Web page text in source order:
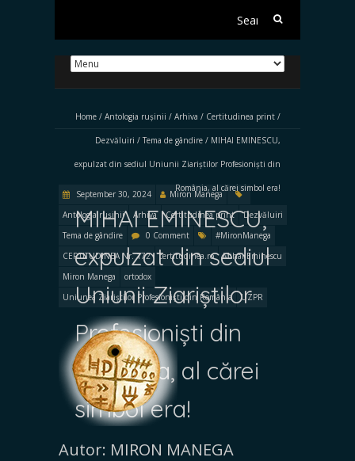
Search
Home / Antologia rușinii / Arhiva / Certitudinea print /
Dezvăluiri / Tema de gândire / MIHAI EMINESCU,
expulzat din sediul Uniunii Ziariștilor Profesioniști din
România, al cărei simbol era!
MIHAI EMINESCU,
expulzat din sediul
Uniunii Ziariștilor
Profesioniști din
România, al cărei
simbol era!
September 30, 2024
Miron Manega
Antologia rușinii
Arhiva Certitudinea print
Dezvăluiri
Tema de gândire
0 Comment
#MironManega
CERTITUDINEA Nr. 172
certitudinea.ro
Mihai Eminescu
Miron Manega
ortodox
Uniunea Ziariștilor Profesioniști din România
UZPR
Autor: MIRON MANEGA